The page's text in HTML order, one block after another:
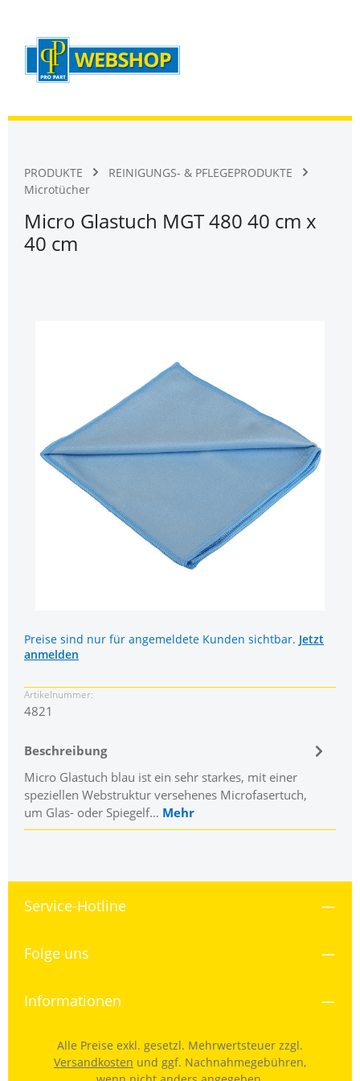
PRODUKTE
REINIGUNGS- & PFLEGEPRODUKTE
Microtücher
Micro Glastuch MGT 480 40 cm x
40 cm
Preise sind nur für angemeldete Kunden sichtbar. Jetzt
anmelden
Artikelnummer:
4821
Beschreibung
Micro Glastuch blau ist ein sehr starkes, mit einer
speziellen Webstruktur versehenes Microfasertuch,
um Glas- oder Spiegelf… Mehr
Service-Hotline
Folge uns
Informationen
Alle Preise exkl. gesetzl. Mehrwertsteuer zzgl.
Versandkosten und ggf. Nachnahmegebühren,